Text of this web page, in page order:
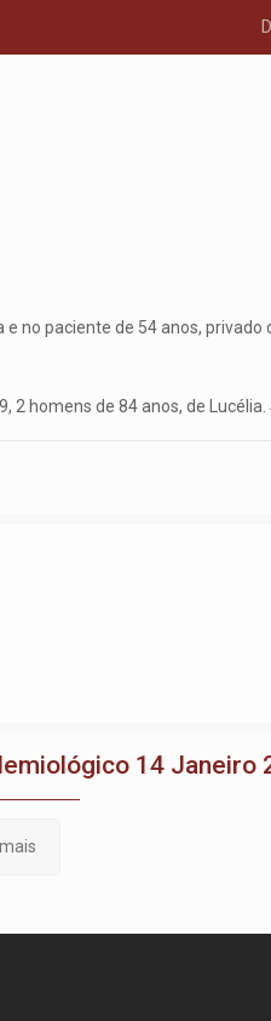
no paciente de 54 anos,
homens de 84 anos, de Lucélia.
14 Janeiro
mais